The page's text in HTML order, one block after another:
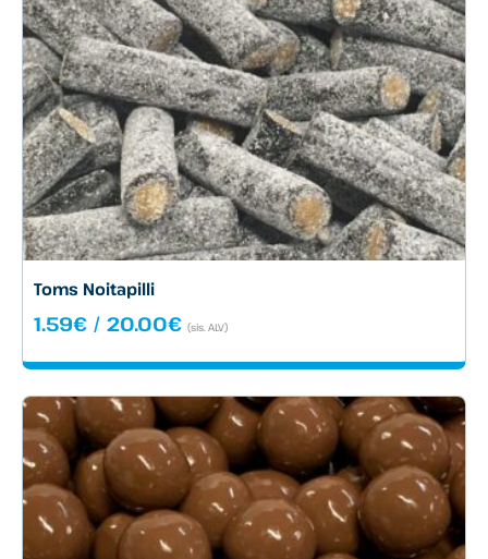
Toms Noitapilli
1.59€ / 20.00€Hintaluokka:
-
(sis. ALV)